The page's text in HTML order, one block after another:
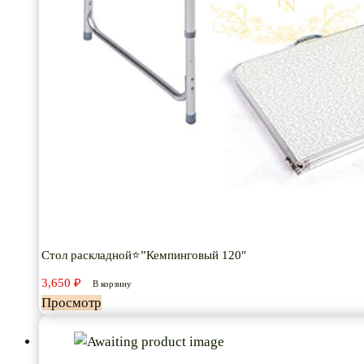
Стол раскладной⭐”Кемпинговый 120″
3,650 ₽ В корзину
Просмотр